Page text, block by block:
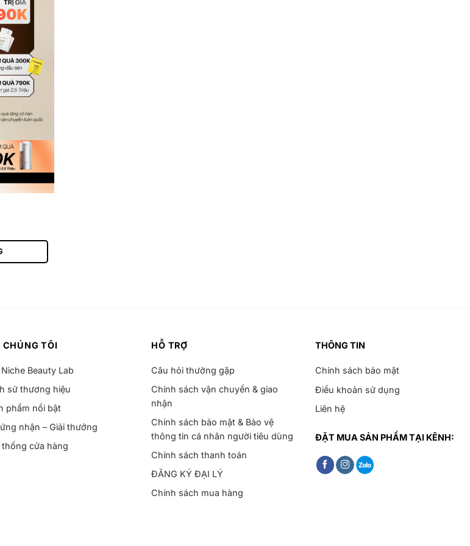
CHÚNG TÔI
Beauty Lab
sử thương hiệu
phẩm nổi bật
nhận – Giải thưởng
thống cửa hàng
HỖ TRỢ
Câu hỏi thường gặp
Chính sách vận chuyển & giao
nhận
Chính sách bảo mật & Bảo vệ
thông tin cá nhân người tiêu dùng
Chính sách thanh toán
ĐĂNG KÝ ĐẠI LÝ
Chính sách mua hàng
THÔNG TIN
Chính sách bảo mật
Điều khoản sử dụng
Liên hệ
ĐẶT MUA SẢN PHẨM TẠI KÊNH: